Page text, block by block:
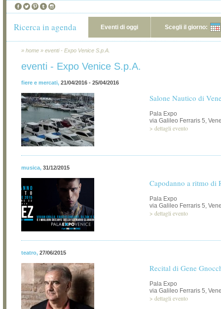
Ricerca in agenda Eventi di oggi Scegli il giorno:
» home » eventi - Expo Venice S.p.A.
eventi - Expo Venice S.p.A.
fiere e mercati, 21/04/2016 - 25/04/2016
Salone Nautico di
Pala Expo
via Galileo Ferraris 5,
> dettagli evento
musica, 31/12/2015
Capodanno a ritmo di
Pala Expo
via Galileo Ferraris 5,
> dettagli evento
teatro, 27/06/2015
Recital di Gene
Pala Expo
via Galileo Ferraris 5,
> dettagli evento